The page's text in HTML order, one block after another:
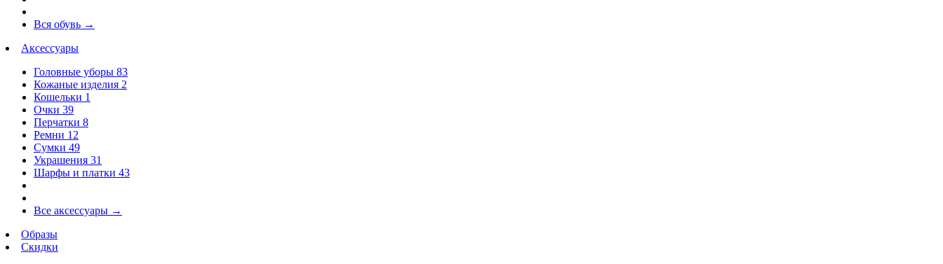
Вся обувь →
Аксессуары
Головные уборы 83
Кожаные изделия 2
Кошельки 1
Очки 39
Перчатки 8
Ремни 12
Сумки 49
Украшения 31
Шарфы и платки 43
Все аксессуары →
Образы
Скидки